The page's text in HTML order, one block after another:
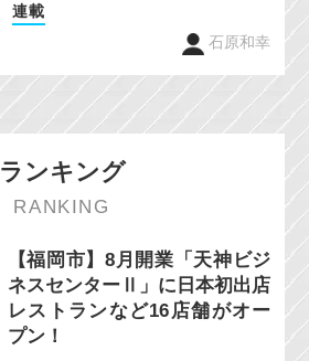
連載
石原和幸
ランキング
RANKING
【福岡市】8月開業「天神ビジ
ネスセンターⅡ」に日本初出店
レストランなど16店舗がオー
プン！